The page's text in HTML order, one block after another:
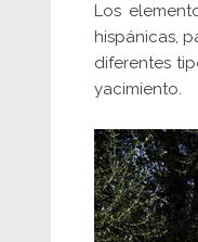
Los
hispánicas,
diferentes
yacimiento.